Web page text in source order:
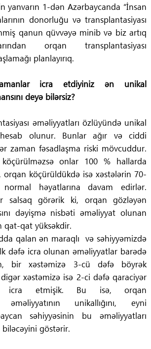
yanvarın 1-dən Azərbaycanda “İnsan
donorluğu və transplantasiyası
qanun qüvvəyə minib və biz artıq
orqan transplantasiyası
planlayırıq.
icra etdiyiniz ən unikal
deyə bilərsiz?
əməliyyatları özlüyündə unikal
olunur. Bunlar ağır və ciddi
zaman fəsadlaşma riski mövcuddur.
onlar 100 % hallarda
orqan köçürüldükdə isə xəstələrin 70-
həyatlarına davam edirlər.
salsaq görərik ki, orqan gözləyən
dəyişmə nisbəti əməliyyat olunan
qat-qat yüksəkdir.
qalan ən maraqlı və səhiyyəmizdə
dəfə icra olunan əməliyyatlar barədə
bir xəstəmizə 3-cü dəfə böyrək
digər xəstəmizə isə 2-ci dəfə qaraciyər
icra etmişik. Bu isə, orqan
əməliyyatının unikallığını, eyni
səhiyyəsinin bu əməliyyatları
göstərir.